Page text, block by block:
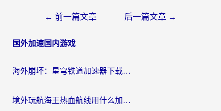
导
← 前一篇文章 后一篇文章 →
国外加速国内游戏
海外崩坏：星穹铁道加速器下载安装：一份给游子的终极网络指南
境外玩航海王热血航线用什么加速器？2026海外玩家实测最优方案（附欧洲问道堡垒前线加速技巧）